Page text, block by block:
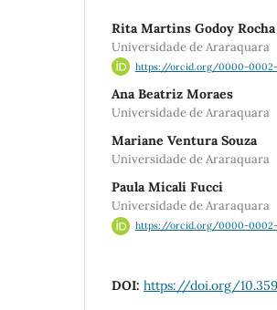
Rita Martins Godoy Rocha
Universidade de Araraquara
https://orcid.org/0000-0002-
Ana Beatriz Moraes
Universidade de Araraquara
Mariane Ventura Souza
Universidade de Araraquara
Paula Micali Fucci
Universidade de Araraquara
https://orcid.org/0000-0002-
DOI: https://doi.org/